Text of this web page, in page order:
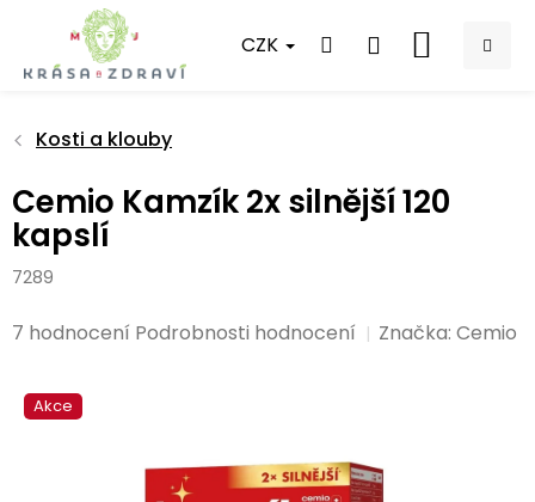
obsah
CZK
NÁKUPNÍ
Kosti a klouby
Cemio Kamzík 2x silnější 120
kapslí
7289
Průměrné
je
7 hodnocení Podrobnosti hodnocení Značka:Cemio
Akce